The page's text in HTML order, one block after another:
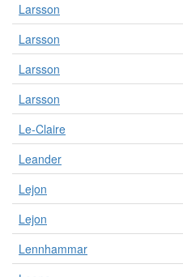
Larsson
Larsson
Larsson
Larsson
Le-Claire
Leander
Lejon
Lejon
Lennhammar